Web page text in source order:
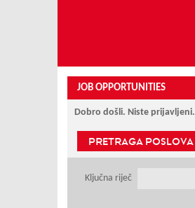
JOB OPPORTUNITIES
Dobro došli. Niste prijavljeni.
PRETRAGA POSLOVA
Ključna riječ